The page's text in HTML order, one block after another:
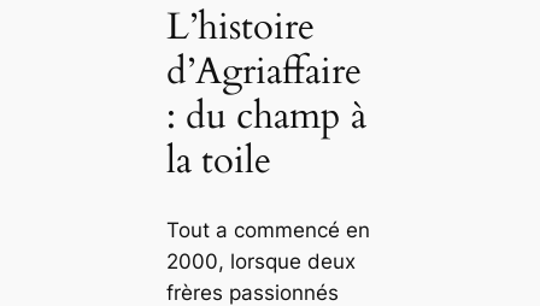
L’histoire
d’Agriaffaire
: du champ à
la toile
Tout a commencé en
2000, lorsque deux
frères passionnés